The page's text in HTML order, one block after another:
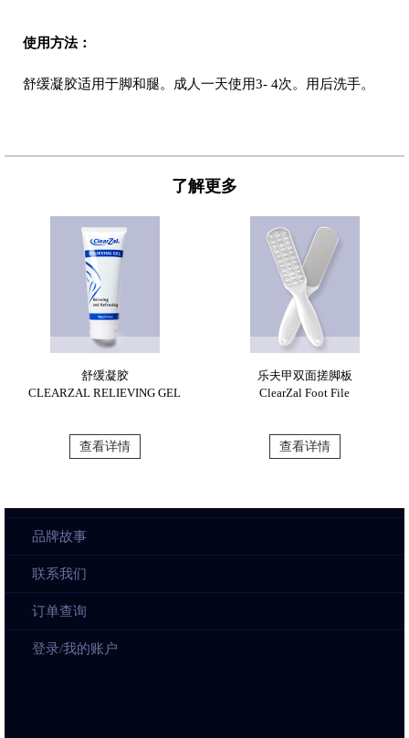
使用方法：
舒缓凝胶适用于脚和腿。成人一天使用3- 4次。用后洗手。
了解更多
舒缓凝胶
CLEARZAL RELIEVING GEL
查看详情
乐夫甲双面搓脚板
ClearZal Foot File
查看详情
品牌故事
联系我们
订单查询
登录/我的账户